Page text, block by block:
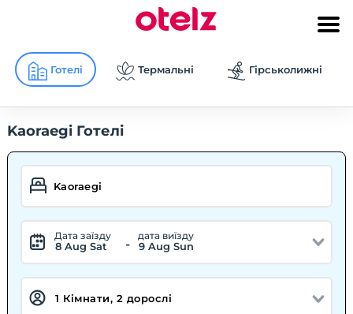
Готелі Термальні Гірськолижні
Kaoraegi Готелі
Дата заїзду
8 Aug Sat -
дата виїзду
9 Aug Sun